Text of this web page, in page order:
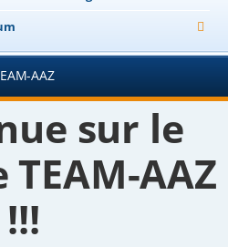
e
h
r
c
AAZ
sur le
AAZ
!!!